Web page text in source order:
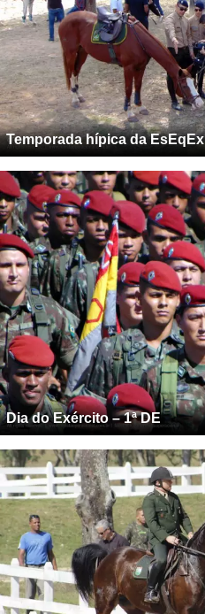
Temporada hípica da EsEqEx
Dia do Exército – 1ª DE